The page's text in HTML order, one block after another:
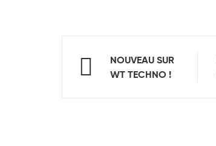
NOUVEAU SUR
WT TECHNO !